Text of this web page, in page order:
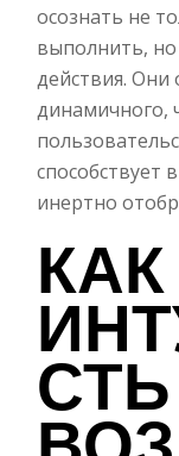
осознать не
выполнить,
действия.
динамичного,
способствует
инертно
КАК
СТЬ